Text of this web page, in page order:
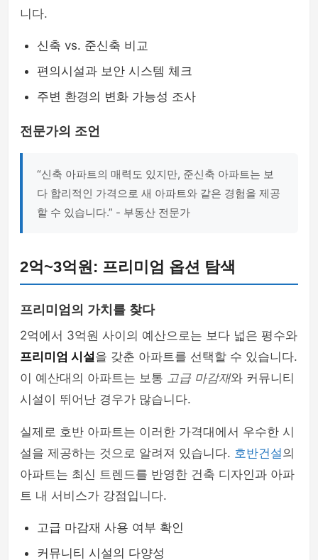
니다.
신축 vs. 준신축 비교
편의시설과 보안 시스템 체크
주변 환경의 변화 가능성 조사
전문가의 조언
“신축 아파트의 매력도 있지만, 준신축 아파트는 보
다 합리적인 가격으로 새 아파트와 같은 경험을 제공
할 수 있습니다.” - 부동산 전문가
2억~3억원: 프리미엄 옵션 탐색
프리미엄의 가치를 찾다
2억에서 3억원 사이의 예산으로는 보다 넓은 평수와
프리미엄 시설을 갖춘 아파트를 선택할 수 있습니다.
이 예산대의 아파트는 보통 고급 마감재와 커뮤니티
시설이 뛰어난 경우가 많습니다.
실제로 호반 아파트는 이러한 가격대에서 우수한 시
설을 제공하는 것으로 알려져 있습니다. 호반건설 의
아파트는 최신 트렌드를 반영한 건축 디자인과 아파
트 내 서비스가 강점입니다.
고급 마감재 사용 여부 확인
커뮤니티 시설의 다양성